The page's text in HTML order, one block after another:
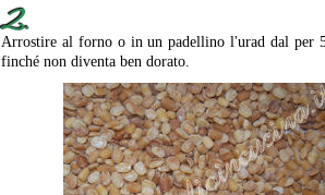
2.
Arrostire al forno o in un padellino l'urad dal per
finché non diventa ben dorato.